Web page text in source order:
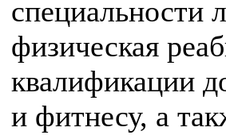
специальности
физическая
квалификации
и фитнесу, а